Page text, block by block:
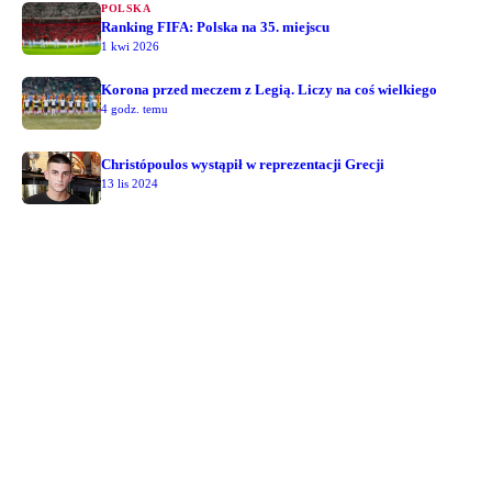
POLSKA
Ranking FIFA: Polska na 35. miejscu
1 kwi 2026
Korona przed meczem z Legią. Liczy na coś wielkiego
4 godz. temu
Christópoulos wystąpił w reprezentacji Grecji
13 lis 2024